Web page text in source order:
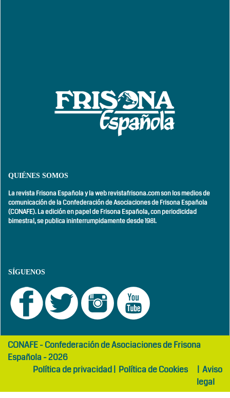
QUIÉNES SOMOS
La revista Frisona Española y la web revistafrisona.com son los medios de
comunicación de la Confederación de Asociaciones de Frisona Española
(CONAFE). La edición en papel de Frisona Española, conperiodicidad
bimestral,se publica ininterrumpidamente desde 1981.
SÍGUENOS
girls
abaya
maltepe
otelCONAFE - Confederación de Asociaciones de Frisona
Española - 2026
Política de privacidad| Política de Cookies | Aviso
legal